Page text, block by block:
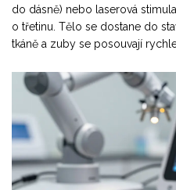
do dásně) nebo laserová
o třetinu. Tělo se dostane do
tkáně a zuby se posouvají